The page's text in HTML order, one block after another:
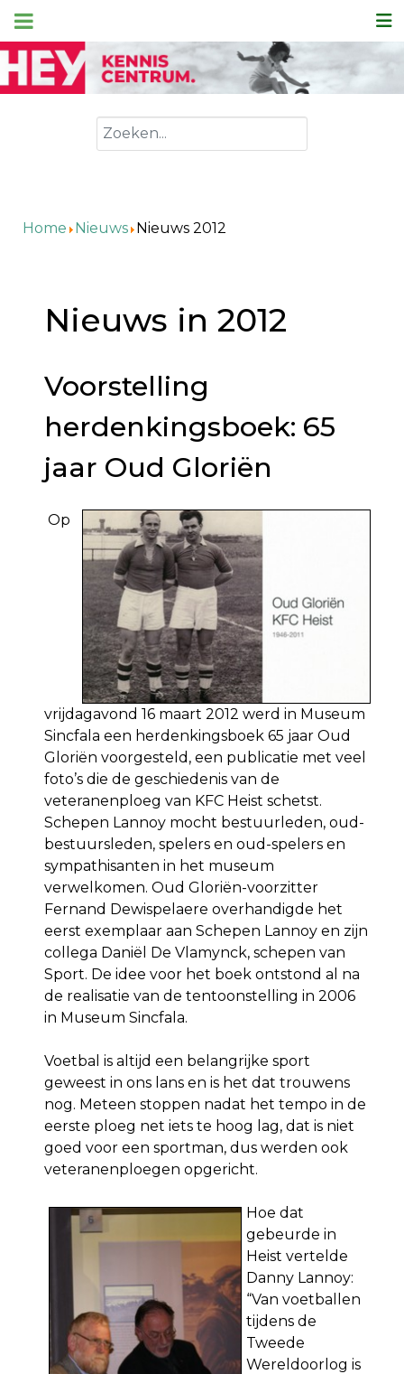
Zoeken
Home Nieuws Nieuws 2012
Nieuws in 2012
Voorstelling
herdenkingsboek: 65
jaar Oud Gloriën
Op
vrijdagavond 16 maart 2012 werd in Museum
Sincfala een herdenkingsboek 65 jaar Oud
Gloriën voorgesteld, een publicatie met veel
foto’s die de geschiedenis van de
veteranenploeg van KFC Heist schetst.
Schepen Lannoy mocht bestuurleden, oud-
bestuursleden, spelers en oud-spelers en
sympathisanten in het museum
verwelkomen. Oud Gloriën-voorzitter
Fernand Dewispelaere overhandigde het
eerst exemplaar aan Schepen Lannoy en zijn
collega Daniël De Vlamynck, schepen van
Sport. De idee voor het boek ontstond al na
de realisatie van de tentoonstelling in 2006
in Museum Sincfala.
Voetbal is altijd een belangrijke sport
geweest in ons lans en is het dat trouwens
nog. Meteen stoppen nadat het tempo in de
eerste ploeg net iets te hoog lag, dat is niet
goed voor een sportman, dus werden ook
veteranenploegen opgericht.
Hoe dat
gebeurde in
Heist vertelde
Danny Lannoy:
“Van voetballen
tijdens de
Tweede
Wereldoorlog is